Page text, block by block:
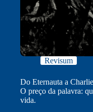
Revisum
Do Eternauta a
O preço da palavra:
vida.